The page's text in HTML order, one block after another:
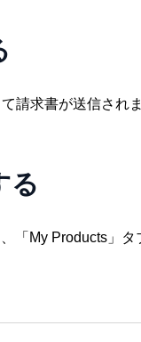
構造でゴミ箱のファイルを
イブ復元
ライブ復元
ドライブからデータを復
インスト
求書が送信され
る
「My Products」